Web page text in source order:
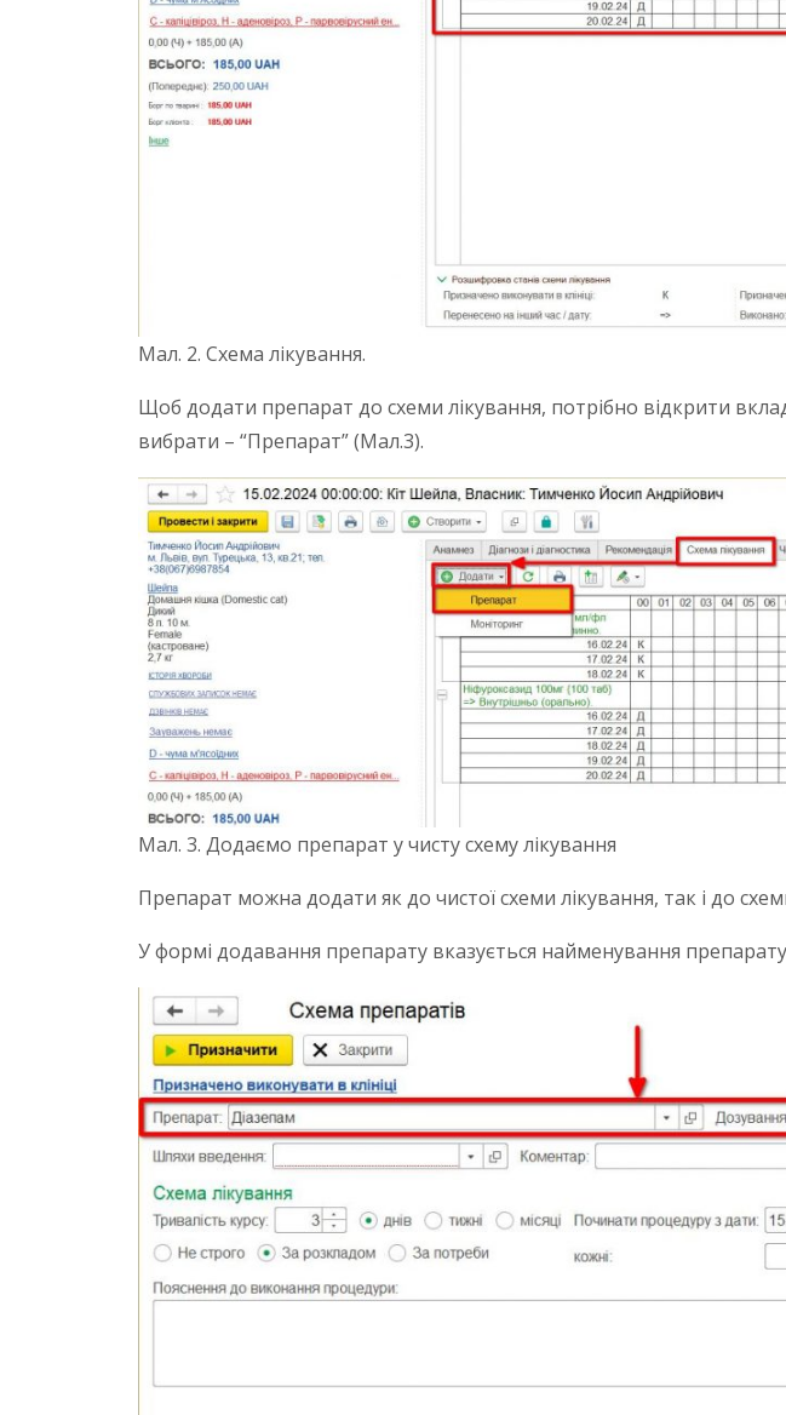
Мал. 2. Схема лікування.
Щоб додати препарат до схеми лікування, потрібно відкрити
вибрати – “Препарат” (Мал.3).
Мал. 3. Додаємо препарат у чисту схему лікування
Препарат можна додати як до чистої схеми лікування, так і до
У формі додавання препарату вказується найменування